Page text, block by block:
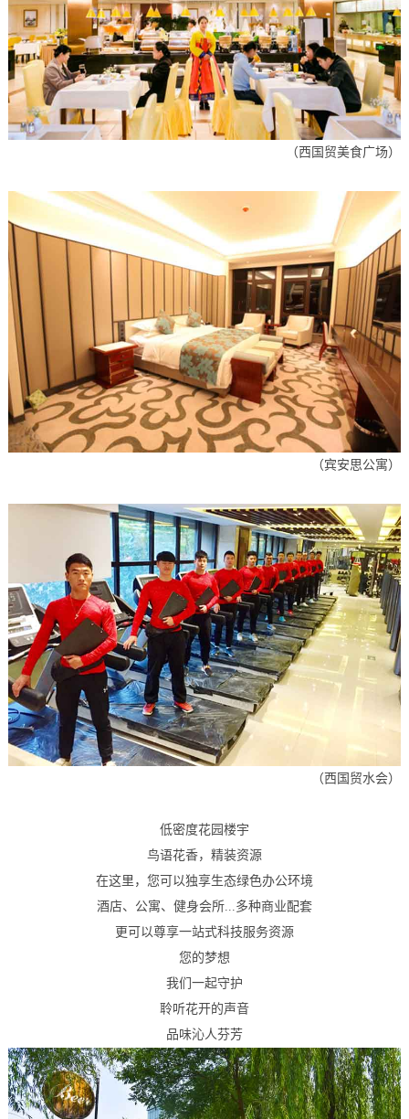
（西国贸美食广场）
（宾安思公寓）
（西国贸水会）
低密度花园楼宇
鸟语花香，精装资源
在这里，您可以独享生态绿色办公环境
酒店、公寓、健身会所...多种商业配套
更可以尊享一站式科技服务资源
您的梦想
我们一起守护
聆听花开的声音
品味沁人芬芳